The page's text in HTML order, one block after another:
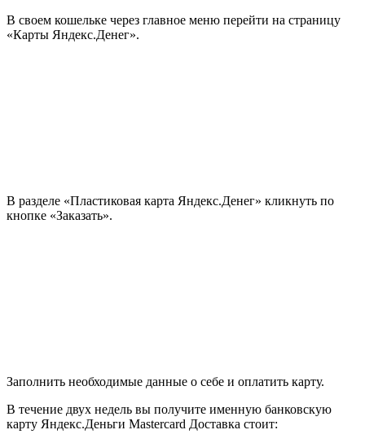
В своем кошельке через главное меню перейти на страницу
«Карты Яндекс.Денег».
В разделе «Пластиковая карта Яндекс.Денег» кликнуть по
кнопке «Заказать».
Заполнить необходимые данные о себе и оплатить карту.
В течение двух недель вы получите именную банковскую
карту Яндекс.Деньги Mastercard Доставка стоит: